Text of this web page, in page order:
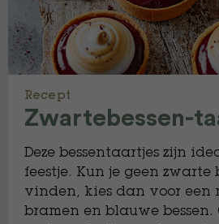
Recept
Zwartebessen-
Deze bessentaartjes zijn
feestje. Kun je geen zwarte
vinden, kies dan voor een
bramen en blauwe bessen.